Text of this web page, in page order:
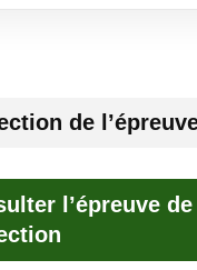
de
l’épreuve